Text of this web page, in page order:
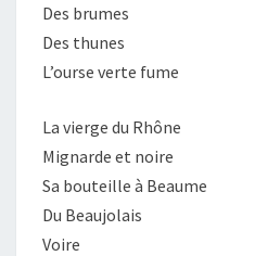
Des brumes
Des thunes
L’ourse verte fume
La vierge du Rhône
Mignarde et noire
Sa bouteille à Beaume
Du Beaujolais
Voire